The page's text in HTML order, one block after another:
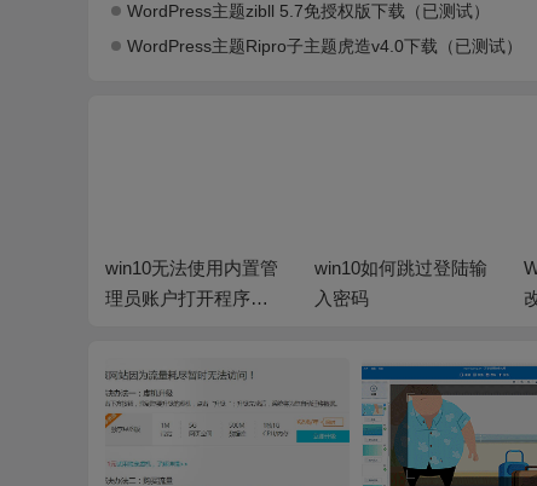
WordPress主题zibll 5.7免授权版下载（已测试）
WordPress主题Ripro子主题虎造v4.0下载（已测试）
win10如何跳过登陆输
入密码
Win10如何重新连接更
改密码后的wifi